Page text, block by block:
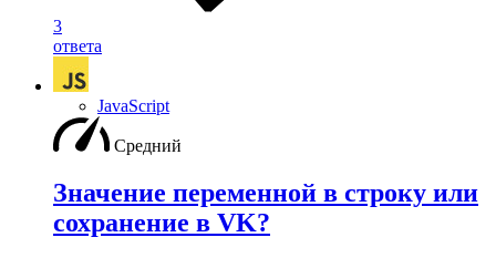
3
ответа
JavaScript
Средний
Значение переменной в строку или
сохранение в VK?